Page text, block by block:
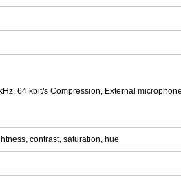
64 kbit/s Compression, External
contrast, saturation, hue